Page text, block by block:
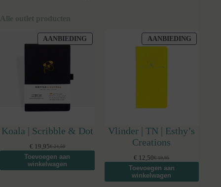
Alle outlet producten
AANBIEDING
IN
Koala | Scribble & Dot
€24,50
Oorspronkelijke
prijs
was:
€ 19,95Huidige
prijs
is:
Toevoegen aan
winkelwagen
AANBIEDING
IN
Vlinder | TN | Esthy’s
Creations
€19,95
Oorspronkelijke
prijs
was:
€ 12,50Huidige
prijs
is:
Toevoegen aan
winkelwagen